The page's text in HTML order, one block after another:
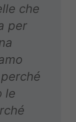
che
per
le